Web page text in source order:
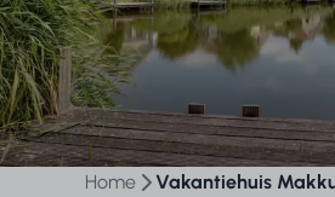
Home Vakantiehuis